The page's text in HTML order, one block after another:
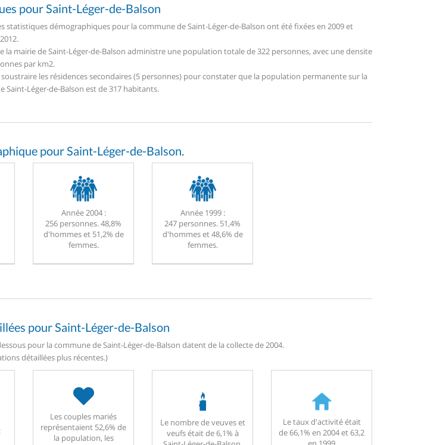
pour Saint-Léger-de-Balson
statistiques démographiques pour la commune de Saint-Léger-de-Balson ont été fixées en 2009 et
la mairie de Saint-Léger-de-Balson administre une population totale de 322 personnes, avec une densite
par km2.
soustraire les résidences secondaires (5 personnes) pour constater que la population permanente sur la
Saint-Léger-de-Balson est de 317 habitants.
pour Saint-Léger-de-Balson.
Année 2004 :
256 personnes. 48,8%
d'hommes et 51,2% de
femmes.
Année 1999 :
247 personnes. 51,4%
d'hommes et 48,6% de
femmes.
pour Saint-Léger-de-Balson
pour la commune de Saint-Léger-de-Balson datent de la collecte de 2004.
détaillées plus récentes.)
Les couples mariés
représentaient 52,6% de
la population, les
Le nombre de veuves et
veufs était de 6,1% à
Le taux d'activité était
de 66,1% en 2004 et 63,2
en 1999